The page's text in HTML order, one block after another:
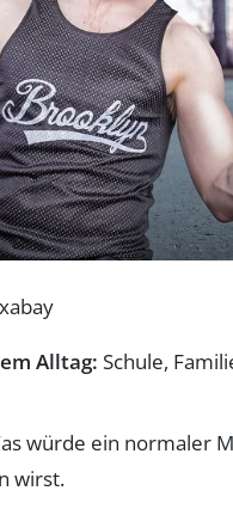
Alltag: Schule,
würde ein normaler
wirst.